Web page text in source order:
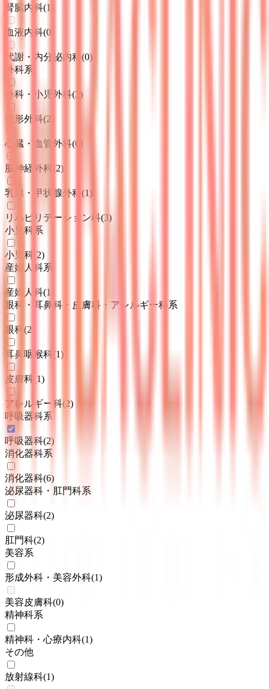
腎臓内科(1
血液内科(0
代謝・内分泌内科(0)
外科系
外科・小児外科(3 )
整形外科(2
心臓・血管外科(0 )
脳神経外科 (2)
乳腺・甲状腺外科 (1)
リハビリテーション科(3)
小児科系
小児科 (2)
産婦人科系
産婦人科(1
眼科・耳鼻科・皮膚科・アレルギー科系
眼科 (2
耳鼻咽喉科 (1)
皮膚科 (1)
アレルギー科(2)
呼吸器科系
呼吸器科(2)
消化器科系
消化器科(6)
泌尿器科・肛門科系
泌尿器科(2)
肛門科(2)
美容系
形成外科・美容外科(1)
美容皮膚科(0)
精神科系
精神科・心療内科(1)
その他
放射線科(1)